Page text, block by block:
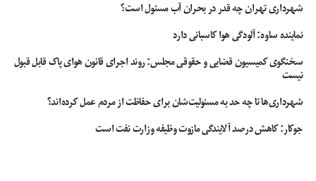
شهرداری تهران چه قدر در بحران آب مسئول است؟
نماینده ساوه: آلودگی هوا کاسبانی دارد
سخنگوی کمیسیون قضایی و حقوقی مجلس: روند اجرای قانون هوای پاک قابل قبول
نیست
شهرداری‌ها تا چه حد به مسئولیت‌شان برای حفاظت از مردم عمل کرده‌اند؟
جوکار: کاهش درصد آلایندگی مازوت وظیفه وزارت نفت است